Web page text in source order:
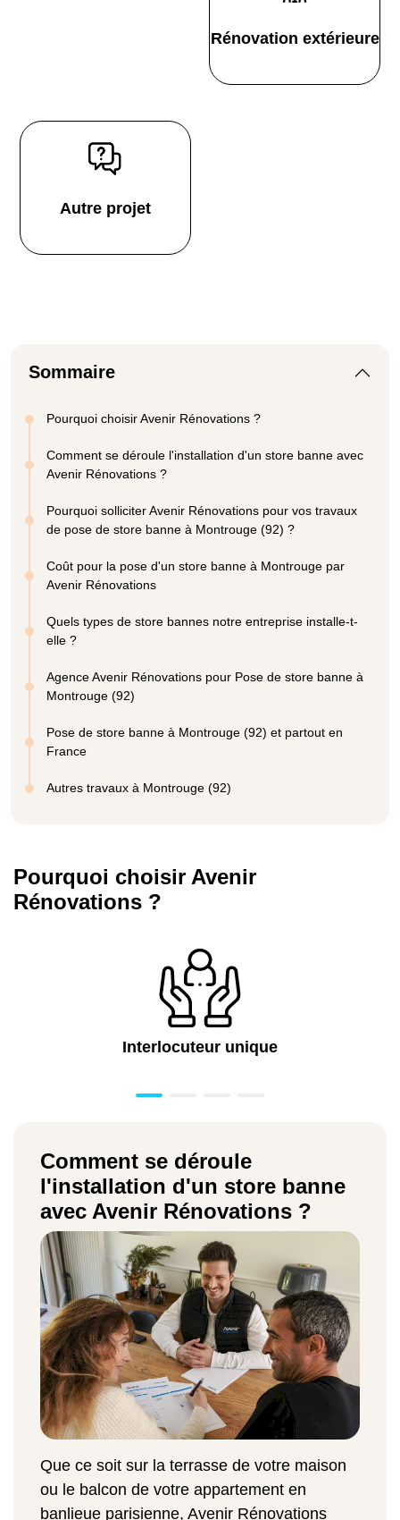
Rénovation extérieure
Autre projet
Sommaire
Pourquoi choisir Avenir Rénovations ?
Comment se déroule l'installation d'un store banne avec
Avenir Rénovations ?
Pourquoi solliciter Avenir Rénovations pour vos travaux
de pose de store banne à Montrouge (92) ?
Coût pour la pose d'un store banne à Montrouge par
Avenir Rénovations
Quels types de store bannes notre entreprise installe-t-
elle ?
Agence Avenir Rénovations pour Pose de store banne à
Montrouge (92)
Pose de store banne à Montrouge (92) et partout en
France
Autres travaux à Montrouge (92)
Pourquoi choisir Avenir
Rénovations ?
Interlocuteur unique
Comment se déroule
l'installation d'un store banne
avec Avenir Rénovations ?
Que ce soit sur la terrasse de votre maison
ou le balcon de votre appartement en
banlieue parisienne, Avenir Rénovations